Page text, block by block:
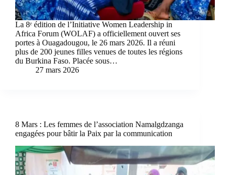
La 8ᵉ édition de l’Initiative Women Leadership in
Africa Forum (WOLAF) a officiellement ouvert ses
portes à Ouagadougou, le 26 mars 2026. Il a réuni
plus de 200 jeunes filles venues de toutes les régions
du Burkina Faso. Placée sous…
27 mars 2026
8 Mars : Les femmes de l’association Namalgdzanga
engagées pour bâtir la Paix par la communication